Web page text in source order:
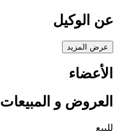
عن الوكيل
عرض المزيد
الأعضاء
العروض و
للبيع